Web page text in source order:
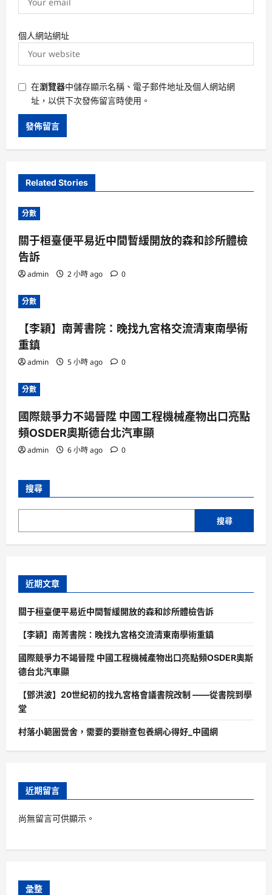
個人網站網址
在瀏覽器中儲存顯示名稱、電子郵件地址及個人網站網
址，以供下次發佈留言時使用。
Related Stories
分數
關于桓臺便平易近中間暫緩開放的森和診所體檢
告訴
admin 2 小時 ago 0
分數
【李穎】南菁書院：晚找九宮格交流清東南學術
重鎮
admin 5 小時 ago 0
分數
國際競爭力不竭晉陞 中國工程機械產物出口亮點
頻OSDER奧斯德台北汽車顯
admin 6 小時 ago 0
搜尋
搜尋
近期文章
關于桓臺便平易近中間暫緩開放的森和診所體檢告訴
【李穎】南菁書院：晚找九宮格交流清東南學術重鎮
國際競爭力不竭晉陞 中國工程機械產物出口亮點頻OSDER奧斯
德台北汽車顯
【鄧洪波】20世紀初的找九宮格會議書院改制 ——從書院到學
堂
村落小範圍黌舍，需要的要辦查包養網心得好_中國網
近期留言
尚無留言可供顯示。
彙整